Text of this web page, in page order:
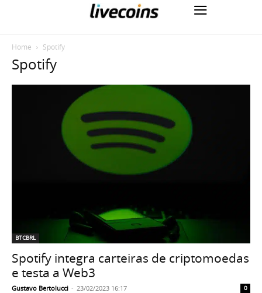
Home Spotify
Spotify
BTCBRL
Spotify integra carteiras de criptomoedas
e testa a Web3
Gustavo Bertolucci - 23/02/2023 16:17 0